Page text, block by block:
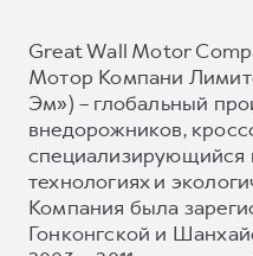
Great Wall Motor
Мотор Компани
Эм») – глобальный
внедорожников,
специализирующийся
технологиях и
Компания была
Гонконгской и